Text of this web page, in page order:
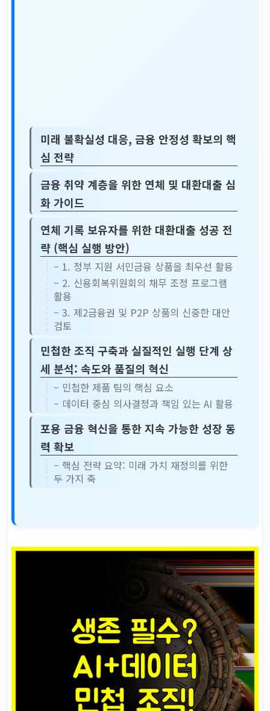
미래 불확실성 대응, 금융 안정성 확보의 핵
심 전략
금융 취약 계층을 위한 연체 및 대환대출 심
화 가이드
연체 기록 보유자를 위한 대환대출 성공 전
략 (핵심 실행 방안)
– 1. 정부 지원 서민금융 상품을 최우선 활용
– 2. 신용회복위원회의 채무 조정 프로그램
활용
– 3. 제2금융권 및 P2P 상품의 신중한 대안
검토
민첩한 조직 구축과 실질적인 실행 단계 상
세 분석: 속도와 품질의 혁신
– 민첩한 제품 팀의 핵심 요소
– 데이터 중심 의사결정과 책임 있는 AI 활용
포용 금융 혁신을 통한 지속 가능한 성장 동
력 확보
– 핵심 전략 요약: 미래 가치 재정의를 위한
두 가지 축